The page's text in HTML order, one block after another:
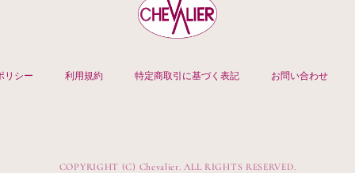
リシー 利用規約 特定商取引に基づく表記 お問い合わせ
COPYRIGHT (C) Chevalier. ALL RIGHTS RESERVED.